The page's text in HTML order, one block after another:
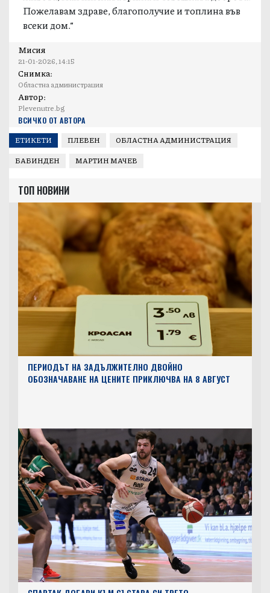
Мисия
21-01-2026, 14:15
Снимка:
Областна администрация
Автор:
Plevenutre.bg
ВСИЧКО ОТ АВТОРА
Пожелавам здраве, благополучие и топлина във
всеки дом.“
ЕТИКЕТИ ПЛЕВЕН
ОБЛАСТНА АДМИНИСТРАЦИЯ
БАБИНДЕН
МАРТИН МАЧЕВ
ТОП НОВИНИ
ПЕРИОДЪТ НА ЗАДЪЛЖИТЕЛНО ДВОЙНО
ОБОЗНАЧАВАНЕ НА ЦЕНИТЕ ПРИКЛЮЧВА НА 8 АВГУСТ